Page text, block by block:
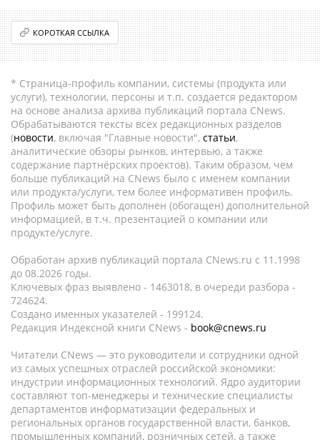
КОРОТКАЯ ССЫЛКА
* Страница-профиль компании, системы (продукта или
услуги), технологии, персоны и т.п. создается редактором
на основе анализа архива публикаций портала CNews.
Обрабатываются тексты всех редакционных разделов
(новости, включая "Главные новости", статьи,
аналитические обзоры рынков, интервью, а также
содержание партнёрских проектов). Таким образом, чем
больше публикаций на CNews было с именем компании
или продукта/услуги, тем более информативен профиль.
Профиль может быть дополнен (обогащен) дополнительной
информацией, в т.ч. презентацией о компании или
продукте/услуге.
Обработан архив публикаций портала CNews.ru c 11.1998
до 08.2026 годы.
Ключевых фраз выявлено - 1463018, в очереди разбора -
724624.
Создано именных указателей - 199124.
Редакция Индексной книги CNews - book@cnews.ru
Читатели CNews — это руководители и сотрудники одной
из самых успешных отраслей российской экономики:
индустрии информационных технологий. Ядро аудитории
составляют топ-менеджеры и технические специалисты
департаментов информатизации федеральных и
региональных органов государственной власти, банков,
промышленных компаний, розничных сетей, а также